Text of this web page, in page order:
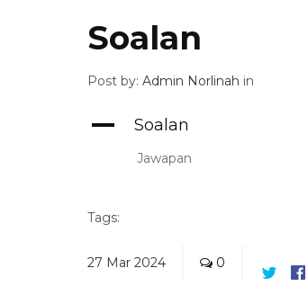
Soalan
Post by: Admin Norlinah in
A Soalan
Jawapan
Tags:
27 Mar 2024 0